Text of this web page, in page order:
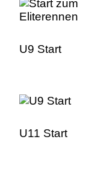
U9 Start
U11 Start